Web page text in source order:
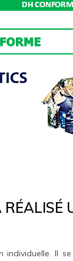
RÉALISÉ
individuelle. Il